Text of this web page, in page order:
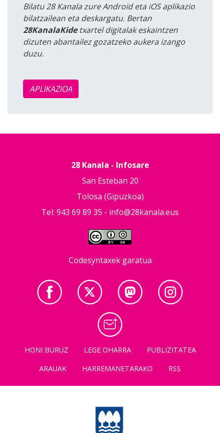
Bilatu 28 Kanala zure Android eta iOS aplikazio
bilatzailean eta deskargatu. Bertan
28KanalaKidetxartel digitalak eskaintzen
dizuten abantailez gozatzeko aukera izango
duzu.
APLIKAZIOA
28 Kanala - Infosare
San Esteban 20
Tolosa (Gipuzkoa)
Tel: 943 69 89 35 - info@28kanala.eus
Codesyntaxek garatua
HONI BURUZ LEGE OHARRA
PUBLIZITATEA
ARAUAK
HARREMANETARAKO RSS